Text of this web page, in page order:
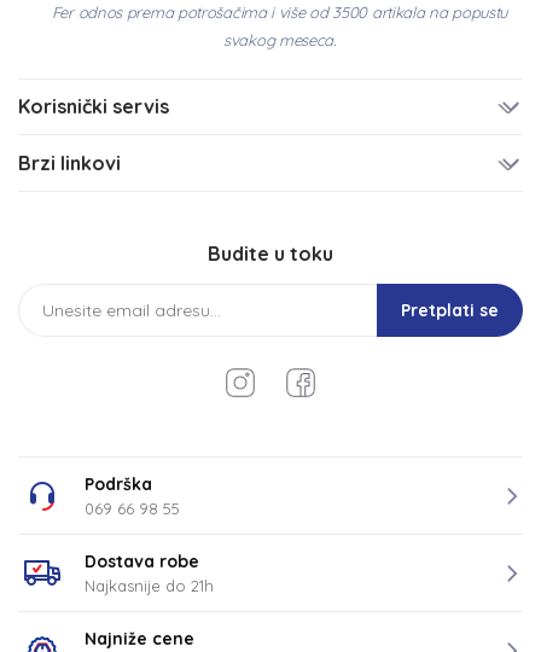
Fer odnos prema potrošačima i više od 3500 artikala na popustu
svakog meseca.
Korisnički servis
Brzi linkovi
Budite u toku
Pretplati se
Podrška
069 66 98 55
Dostava robe
Najkasnije do 21h
Najniže cene